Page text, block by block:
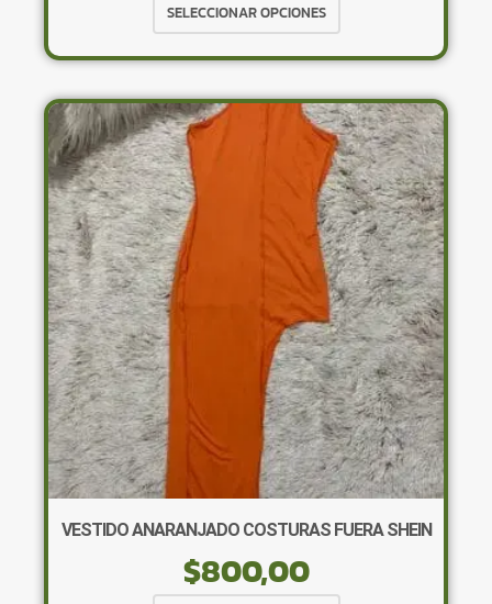
SELECCIONAR OPCIONES
producto
tiene
variantes.
Las
opciones
se
pueden
elegir
en
la
página
de
producto
VESTIDO ANARANJADO COSTURAS FUERA SHEIN
$800,00